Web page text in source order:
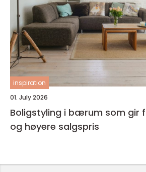
inspiration
01. July 2026
Boligstyling i bærum som gir
og høyere salgspris